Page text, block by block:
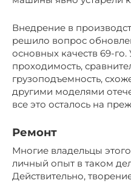
Внедрение в
решило вопрос
основных качеств 69-го.
проходимость,
грузоподъемность,
другими моделями
все это осталось на
Ремонт
Многие владельцы
личный опыт в таком
Действительно,